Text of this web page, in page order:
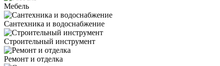
Мебель
Сантехника и водоснабжение
Строительный инструмент
Ремонт и отделка